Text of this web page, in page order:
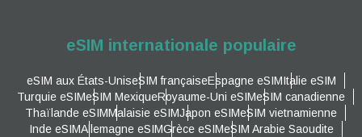
eSIM internationale populaire
eSIM aux États-UniseSIM françaiseEspagne eSIMItalie eSIM
Turquie eSIMeSIM MexiqueRoyaume-Uni eSIMeSIM canadienne
Thaïlande eSIMMalaisie eSIMJapon eSIMeSIM vietnamienne
Inde eSIMAllemagne eSIMGrèce eSIMeSIM Arabie Saoudite